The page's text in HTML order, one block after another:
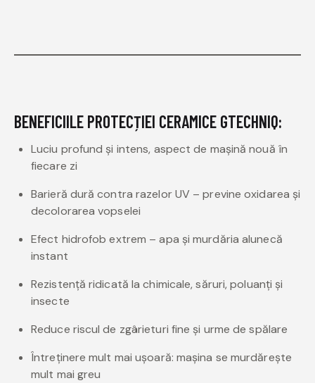
BENEFICIILE PROTECȚIEI CERAMICE GTECHNIQ:
Luciu profund și intens, aspect de mașină nouă în
fiecare zi
Barieră dură contra razelor UV – previne oxidarea și
decolorarea vopselei
Efect hidrofob extrem – apa și murdăria alunecă
instant
Rezistență ridicată la chimicale, săruri, poluanți și
insecte
Reduce riscul de zgârieturi fine și urme de spălare
Întreținere mult mai ușoară: mașina se murdărește
mult mai greu